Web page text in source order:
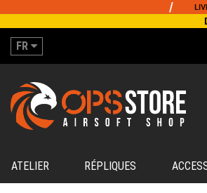
LIVRAISON
FR
ATELIER RÉPLIQUES